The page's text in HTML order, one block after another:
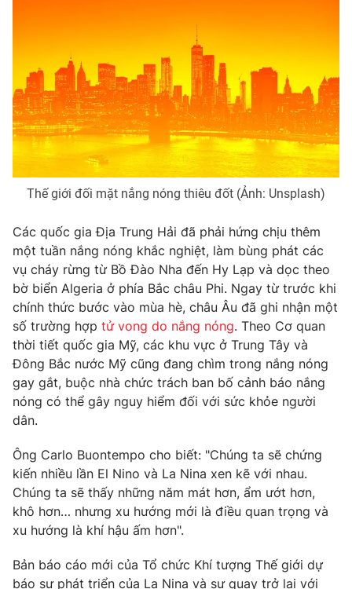
Bất động sản
Thị trường 24h Tấm lòng Việt
VTV4 Vươn mình bằng AI
VTV9 VTV8
Liên hệ tòa soạn English
THỜI BÁO VTV
Theo dõi báo trên
Cơ quan báo chí:Thời báo VTV
Giấy phép hoạt động báo in và báo điện tử số 483/GP-BTTTT
cấp ngày 29/12/2023
Tổng Biên tập:Vũ Thanh Thủy
Phó Tổng Biên tập:Nguyễn Thị Mỹ Hạnh, Phạm Quốc Thắng,
Tổng đài VTV: 024.38 355 931 - 024.38 355 932
Thế giới đối mặt nắng nóng thiêu đốt (Ảnh: Unsplash)
Các quốc gia Địa Trung Hải đã phải hứng chịu thêm
một tuần nắng nóng khắc nghiệt, làm bùng phát các
vụ cháy rừng từ Bồ Đào Nha đến Hy Lạp và dọc theo
bờ biển Algeria ở phía Bắc châu Phi. Ngay từ trước khi
chính thức bước vào mùa hè, châu Âu đã ghi nhận một
số trường hợp tử vong do nắng nóng. Theo Cơ quan
thời tiết quốc gia Mỹ, các khu vực ở Trung Tây và
Đông Bắc nước Mỹ cũng đang chìm trong nắng nóng
gay gắt, buộc nhà chức trách ban bố cảnh báo nắng
nóng có thể gây nguy hiểm đối với sức khỏe người
dân.
Ông Carlo Buontempo cho biết: "Chúng ta sẽ chứng
kiến nhiều lần El Nino và La Nina xen kẽ với nhau.
Chúng ta sẽ thấy những năm mát hơn, ẩm ướt hơn,
khô hơn… nhưng xu hướng mới là điều quan trọng và
xu hướng là khí hậu ấm hơn".
Bản báo cáo mới của Tổ chức Khí tượng Thế giới dự
báo sự phát triển của La Nina và sự quay trở lại với